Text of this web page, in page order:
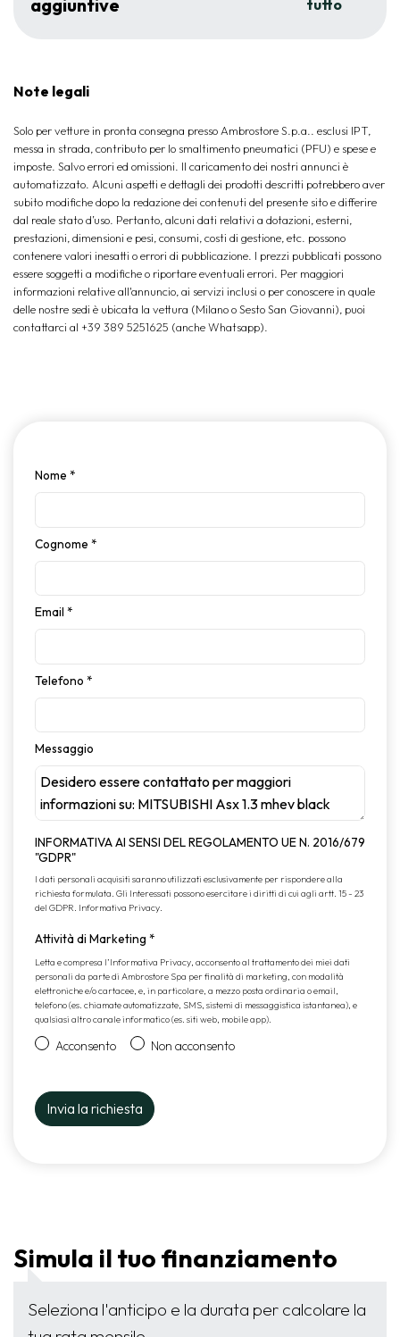
aggiuntive
tutto
Note legali
Solo per vetture in pronta consegna presso Ambrostore S.p.a.. esclusi IPT,
messa in strada, contributo per lo smaltimento pneumatici (PFU) e spese e
imposte. Salvo errori ed omissioni. Il caricamento dei nostri annunci è
automatizzato. Alcuni aspetti e dettagli dei prodotti descritti potrebbero aver
subito modifiche dopo la redazione dei contenuti del presente sito e differire
dal reale stato d’uso. Pertanto, alcuni dati relativi a dotazioni, esterni,
prestazioni, dimensioni e pesi, consumi, costi di gestione, etc. possono
contenere valori inesatti o errori di pubblicazione. I prezzi pubblicati possono
essere soggetti a modifiche o riportare eventuali errori. Per maggiori
informazioni relative all'annuncio, ai servizi inclusi o per conoscere in quale
delle nostre sedi è ubicata la vettura (Milano o Sesto San Giovanni), puoi
contattarci al +39 389 5251625 (anche Whatsapp).
Nome *
Cognome *
Email *
Telefono *
Messaggio
INFORMATIVA AI SENSI DEL REGOLAMENTO UE N. 2016/679
"GDPR"
I dati personali acquisiti saranno utilizzati esclusivamente per rispondere alla
richiesta formulata. Gli Interessati possono esercitare i diritti di cui agli artt. 15 - 23
del GDPR. Informativa Privacy.
Attività di Marketing *
Letta e compresa l’Informativa Privacy, acconsento al trattamento dei miei dati
personali da parte di Ambrostore Spa per finalità di marketing, con modalità
elettroniche e/o cartacee, e, in particolare, a mezzo posta ordinaria o email,
telefono (es. chiamate automatizzate, SMS, sistemi di messaggistica istantanea), e
qualsiasi altro canale informatico (es. siti web, mobile app).
Acconsento Non acconsento
Simula il tuo finanziamento
Seleziona l'anticipo e la durata per calcolare la